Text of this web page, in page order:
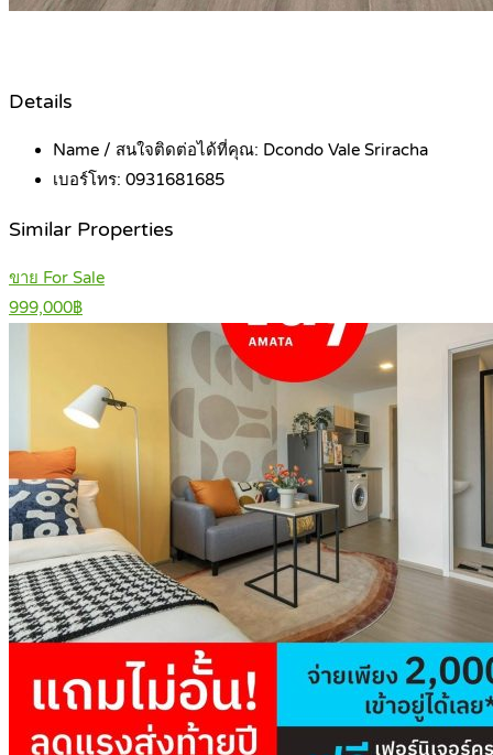
Details
Name / สนใจติดต่อได้ที่คุณ: Dcondo Vale Sriracha
เบอร์โทร: 0931681685
Similar Properties
ขาย For Sale
999,000฿